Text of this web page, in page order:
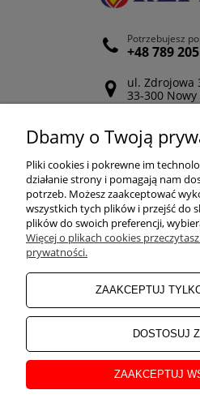
Potrzebujesz
+48 789
ul. Zdrojowa
33-300 Nowy
Odwiedź
MOJE
O
Dbamy o Twoją
Pliki cookies i pokrewne im
działanie strony i pomagają nam
potrzeb. Możesz zaakceptować
wszystkich tych plików i przejść do
plików do swoich preferencji,
Więcej o plikach cookies
prywatności.
ZAAKCEPTUJ
DOSTOSUJ
ZAAKCEPTUJ